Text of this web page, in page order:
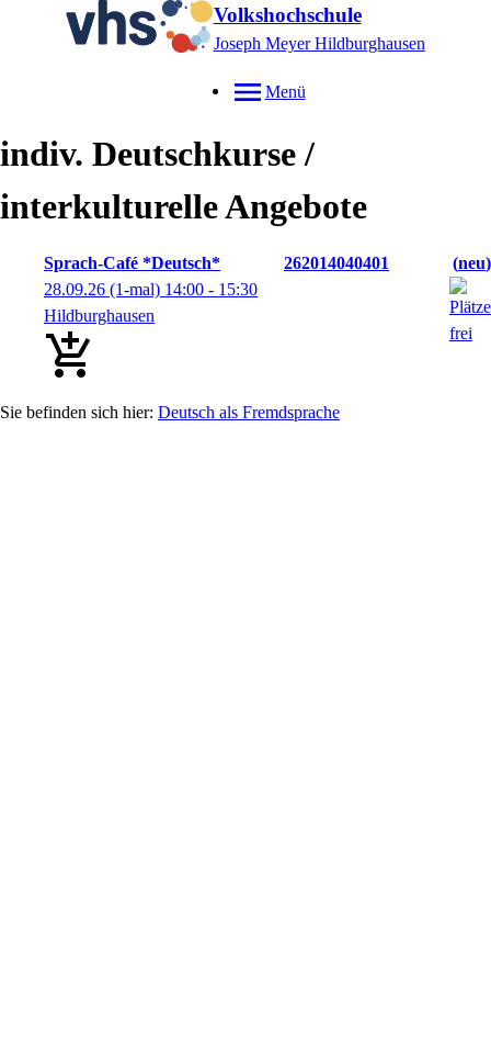
Volkshochschule
Joseph Meyer Hildburghausen
Menü
indiv. Deutschkurse /
interkulturelle Angebote
Sprach-Café *Deutsch* 262014040401
neu
28.09.26 (1-mal) 14:00 - 15:30
Hildburghausen
Deutsch als Fremdsprache